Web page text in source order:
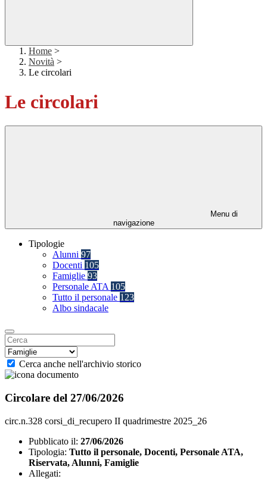
Home >
Novità >
Le circolari
Le circolari
Menu di
navigazione
Tipologie
Alunni 97
Docenti 105
Famiglie 93
Personale ATA 105
Tutto il personale 123
Albo sindacale
Cerca anche nell'archivio storico
Circolare del 27/06/2026
circ.n.328 corsi_di_recupero II quadrimestre 2025_26
Pubblicato il: 27/06/2026
Tipologia: Tutto il personale, Docenti, Personale ATA,
Riservata, Alunni, Famiglie
Allegati: